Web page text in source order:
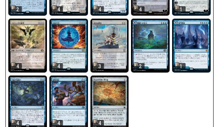
2 4 4 4 1
4 4 3 2 1
4 4 4